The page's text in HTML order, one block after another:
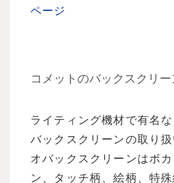
ページ
コメットのバックスクリー
ライティング機材で有名な
バックスクリーンの取り
オバックスクリーンはボ
ン、タッチ柄、絵柄、特